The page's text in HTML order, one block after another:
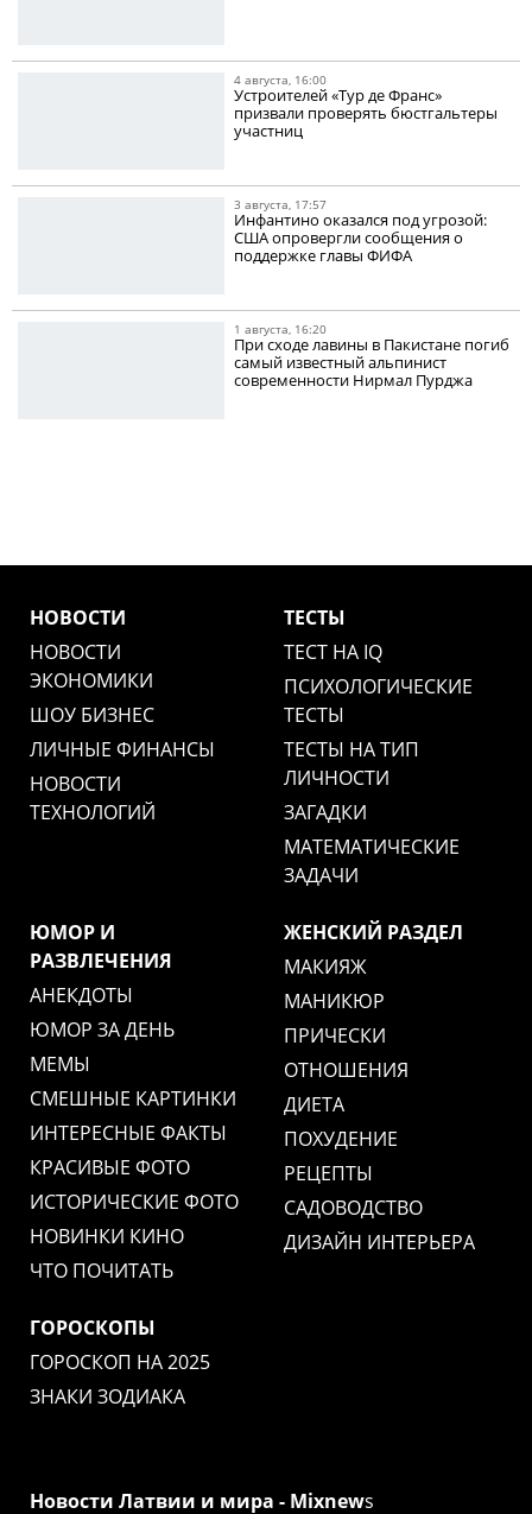
4 августа, 16:00
Устроителей «Тур де Франс»
призвали проверять бюстгальтеры
участниц
3 августа, 17:57
Инфантино оказался под угрозой:
США опровергли сообщения о
поддержке главы ФИФА
1 августа, 16:20
При сходе лавины в Пакистане погиб
самый известный альпинист
современности Нирмал Пурджа
НОВОСТИ
НОВОСТИ
ЭКОНОМИКИ
ШОУ БИЗНЕС
ЛИЧНЫЕ ФИНАНСЫ
НОВОСТИ
ТЕХНОЛОГИЙ
ТЕСТЫ
ТЕСТ НА IQ
ПСИХОЛОГИЧЕСКИЕ
ТЕСТЫ
ТЕСТЫ НА ТИП
ЛИЧНОСТИ
ЗАГАДКИ
МАТЕМАТИЧЕСКИЕ
ЗАДАЧИ
ЮМОР И
РАЗВЛЕЧЕНИЯ
АНЕКДОТЫ
ЮМОР ЗА ДЕНЬ
МЕМЫ
СМЕШНЫЕ КАРТИНКИ
ИНТЕРЕСНЫЕ ФАКТЫ
КРАСИВЫЕ ФОТО
ИСТОРИЧЕСКИЕ ФОТО
НОВИНКИ КИНО
ЧТО ПОЧИТАТЬ
ЖЕНСКИЙ РАЗДЕЛ
МАКИЯЖ
МАНИКЮР
ПРИЧЕСКИ
ОТНОШЕНИЯ
ДИЕТА
ПОХУДЕНИЕ
РЕЦЕПТЫ
САДОВОДСТВО
ДИЗАЙН ИНТЕРЬЕРА
ГОРОСКОПЫ
ГОРОСКОП НА 2025
ЗНАКИ ЗОДИАКА
Новости Латвии и мира - Mixnews